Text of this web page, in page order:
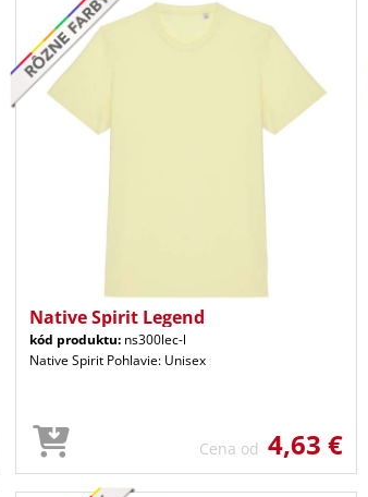
Native Spirit Legend
kód produktu: ns300lec-l
Native Spirit Pohlavie: Unisex
Cena od 4,63 €